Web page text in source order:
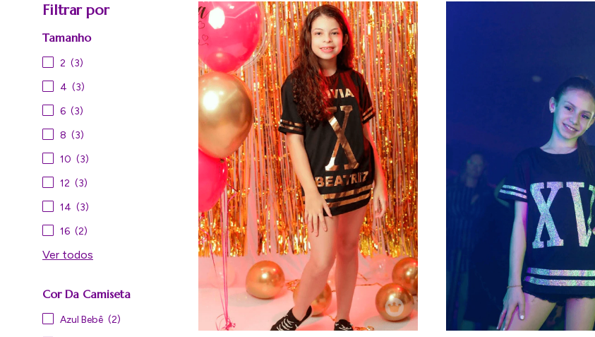
Filtrar por
Tamanho
2 (3)
4 (3)
6 (3)
8 (3)
10 (3)
12 (3)
14 (3)
16 (2)
Ver todos
Cor Da Camiseta
Azul Bebê (2)